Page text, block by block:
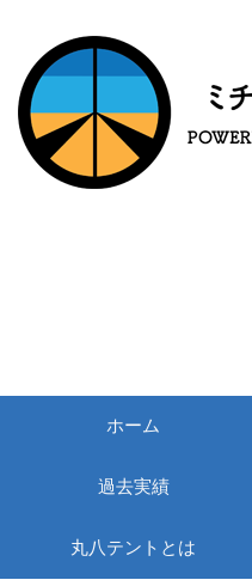
ホーム
過去実績
丸八テントとは